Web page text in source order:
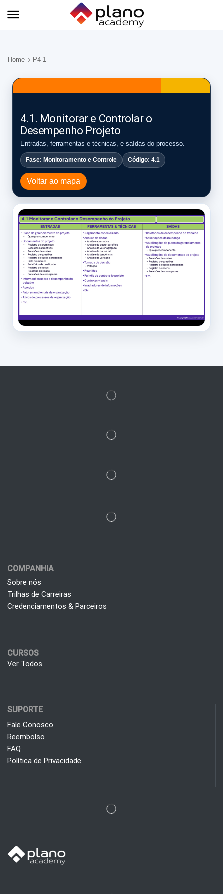
Home P4-1
4.1. Monitorar e Controlar o
Desempenho Projeto
Entradas, ferramentas e técnicas, e saídas do processo.
Fase: Monitoramento e Controle Código: 4.1
Voltar ao mapa
COMPANHIA
Sobre nós
Trilhas de Carreiras
Credenciamentos & Parceiros
CURSOS
Ver Todos
SUPORTE
Fale Conosco
Reembolso
FAQ
Política de Privacidade